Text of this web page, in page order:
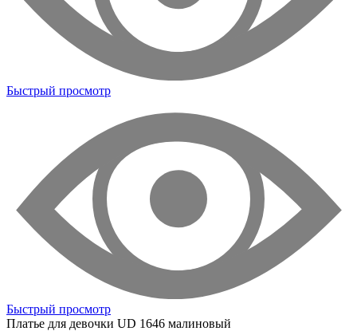
Быстрый просмотр
Быстрый просмотр
Платье для девочки UD 1646 малиновый